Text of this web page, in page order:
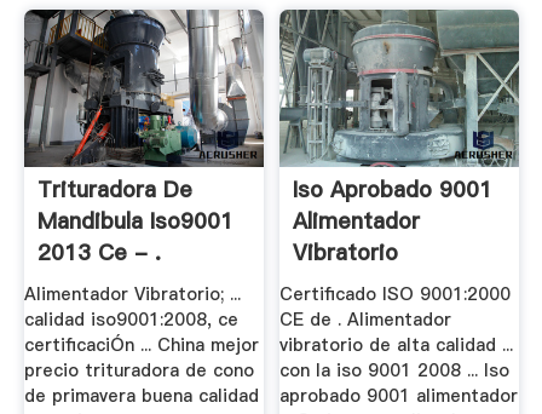
Trituradora De
Mandibula Iso9001
2013 Ce - .
Alimentador Vibratorio; ...
calidad iso9001:2008, ce
certificaciÓn ... China mejor
precio trituradora de cono
de primavera buena calidad
Iso Aprobado 9001
Alimentador
Vibratorio
Certificado ISO 9001:2000
CE de . Alimentador
vibratorio de alta calidad ...
con la iso 9001 2008 ... Iso
aprobado 9001 alimentador